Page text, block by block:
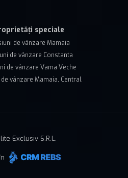
speciale
de vânzare Mamaia
de vânzare Constanta
de vânzare Vama Veche
vânzare Mamaia, Central
Exclusiv S.R.L.